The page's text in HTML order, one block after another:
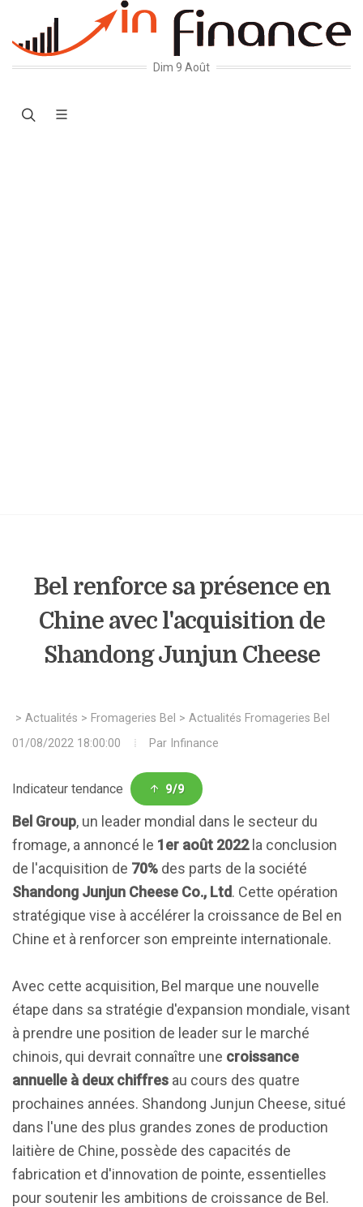
Dim 9 Août
Bel renforce sa présence en
Chine avec l'acquisition de
Shandong Junjun Cheese
> Actualités > Fromageries Bel > Actualités Fromageries Bel
01/08/2022 18:00:00
Par Infinance
Indicateur tendance 9/9
Bel Group, un leader mondial dans le secteur du
fromage, a annoncé le 1er août 2022la conclusion
de l'acquisition de 70% des parts de la société
Shandong Junjun Cheese Co., Ltd. Cette opération
stratégique vise à accélérer la croissance de Bel en
Chine et à renforcer son empreinte internationale.
Avec cette acquisition, Bel marque une nouvelle
étape dans sa stratégie d'expansion mondiale, visant
à prendre une position de leader sur le marché
chinois, qui devrait connaître une croissance
annuelle à deux chiffres au cours des quatre
prochaines années. Shandong Junjun Cheese, situé
dans l'une des plus grandes zones de production
laitière de Chine, possède des capacités de
fabrication et d'innovation de pointe, essentielles
pour soutenir les ambitions de croissance de Bel.